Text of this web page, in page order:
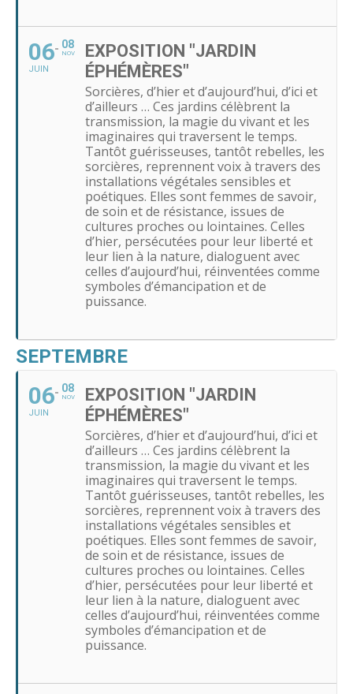
06
JUIN
08
NOV
EXPOSITION "JARDIN
ÉPHÉMÈRES"
Sorcières, d’hier et d’aujourd’hui, d’ici et
d’ailleurs … Ces jardins célèbrent la
transmission, la magie du vivant et les
imaginaires qui traversent le temps.
Tantôt guérisseuses, tantôt rebelles, les
sorcières, reprennent voix à travers des
installations végétales sensibles et
poétiques. Elles sont femmes de savoir,
de soin et de résistance, issues de
cultures proches ou lointaines. Celles
d’hier, persécutées pour leur liberté et
leur lien à la nature, dialoguent avec
celles d’aujourd’hui, réinventées comme
symboles d’émancipation et de
puissance.
SEPTEMBRE
06
JUIN
08
NOV
EXPOSITION "JARDIN
ÉPHÉMÈRES"
Sorcières, d’hier et d’aujourd’hui, d’ici et
d’ailleurs … Ces jardins célèbrent la
transmission, la magie du vivant et les
imaginaires qui traversent le temps.
Tantôt guérisseuses, tantôt rebelles, les
sorcières, reprennent voix à travers des
installations végétales sensibles et
poétiques. Elles sont femmes de savoir,
de soin et de résistance, issues de
cultures proches ou lointaines. Celles
d’hier, persécutées pour leur liberté et
leur lien à la nature, dialoguent avec
celles d’aujourd’hui, réinventées comme
symboles d’émancipation et de
puissance.